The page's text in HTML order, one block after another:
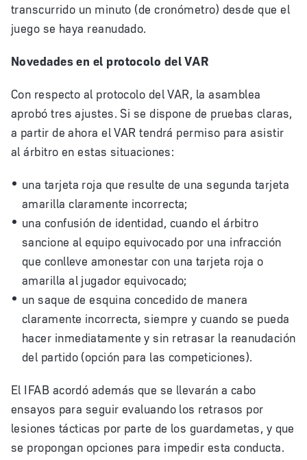
transcurrido un minuto (de cronómetro) desde que el
juego se haya reanudado.
Novedades en el protocolo del VAR
Con respecto al protocolo del VAR, la asamblea
aprobó tres ajustes. Si se dispone de pruebas claras,
a partir de ahora el VAR tendrá permiso para asistir
al árbitro en estas situaciones:
una tarjeta roja que resulte de una segunda tarjeta
amarilla claramente incorrecta;
una confusión de identidad, cuando el árbitro
sancione al equipo equivocado por una infracción
que conlleve amonestar con una tarjeta roja o
amarilla al jugador equivocado;
un saque de esquina concedido de manera
claramente incorrecta, siempre y cuando se pueda
hacer inmediatamente y sin retrasar la reanudación
del partido (opción para las competiciones).
El IFAB acordó además que se llevarán a cabo
ensayos para seguir evaluando los retrasos por
lesiones tácticas por parte de los guardametas, y que
se propongan opciones para impedir esta conducta.